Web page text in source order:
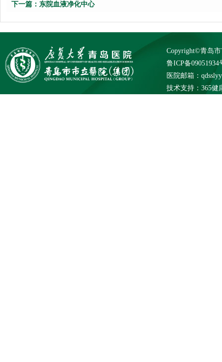
下一篇： 东院血液净化中心
Copyright©青岛
鲁ICP备09051934
医院邮箱：
技术支持： 365健